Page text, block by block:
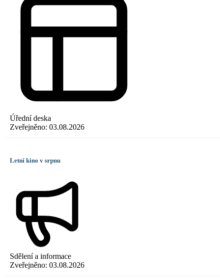
Úřední deska
Zveřejněno: 03.08.2026
Letní kino v srpnu
Sdělení a informace
Zveřejněno: 03.08.2026